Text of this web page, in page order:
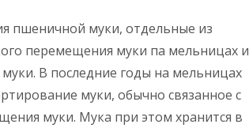
пшеничной муки, отдельные из
перемещения муки па мельницах и
В последние годы на мельницах
муки, обычно связанное с
муки. Мука при этом хранится в